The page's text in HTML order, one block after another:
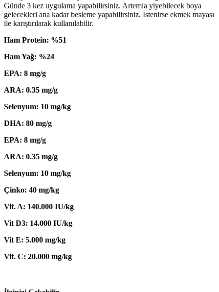
Günde 3 kez uygulama yapabilirsiniz. Artemia yiyebilecek boya
gelecekleri ana kadar besleme yapabilirsiniz. İstenirse ekmek mayası
ile karıştırılarak kullanılabilir.
Ham Protein: %51
Ham Yağ: %24
EPA: 8 mg/g
ARA: 0.35 mg/g
Selenyum: 10 mg/kg
DHA: 80 mg/g
EPA: 8 mg/g
ARA: 0.35 mg/g
Selenyum: 10 mg/kg
Çinko: 40 mg/kg
Vit. A: 140.000 IU/kg
Vit D3: 14.000 IU/kg
Vit E: 5.000 mg/kg
Vit. C: 20.000 mg/kg